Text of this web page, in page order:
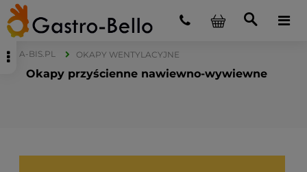
A-BIS.PL OKAPY WENTYLACYJNE
Okapy przyścienne nawiewno-wywiewne